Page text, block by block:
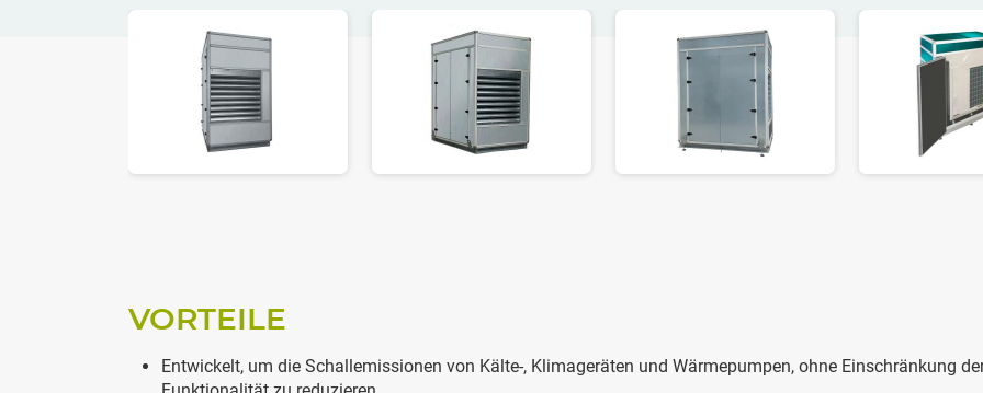
VORTEILE
Entwickelt, um die Schallemissionen von Kälte-, Klimageräten und Wärmepumpen, ohne Einschränkung